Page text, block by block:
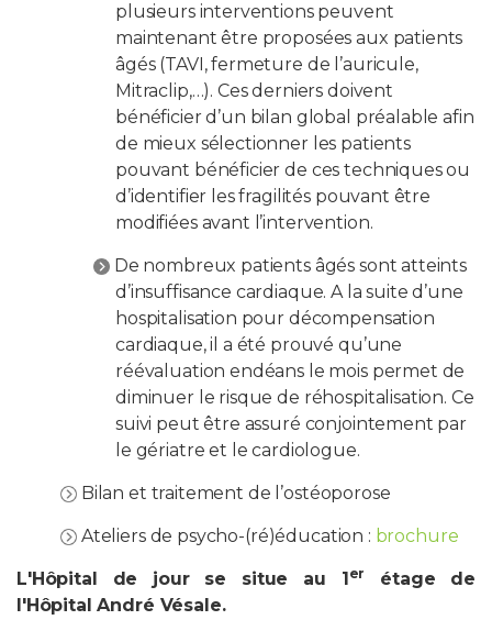
plusieurs interventions peuvent
maintenant être proposées aux patients
âgés (TAVI, fermeture de l’auricule,
Mitraclip,…). Ces derniers doivent
bénéficier d’un bilan global préalable afin
de mieux sélectionner les patients
pouvant bénéficier de ces techniques ou
d’identifier les fragilités pouvant être
modifiées avant l’intervention.
De nombreux patients âgés sont atteints
d’insuffisance cardiaque. A la suite d’une
hospitalisation pour décompensation
cardiaque, il a été prouvé qu’une
réévaluation endéans le mois permet de
diminuer le risque de réhospitalisation. Ce
suivi peut être assuré conjointement par
le gériatre et le cardiologue.
Bilan et traitement de l’ostéoporose
Ateliers de psycho-(ré)éducation : brochure
L'Hôpital de jour se situe au 1er
étage de
l'Hôpital André Vésale.